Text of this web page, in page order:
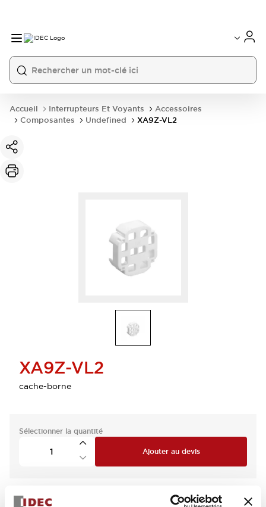
Accueil Interrupteurs Et Voyants
Accessoires
Composantes
Undefined XA9Z-VL2
XA9Z-VL2
cache-borne
Sélectionner la quantité
Ajouter au devis